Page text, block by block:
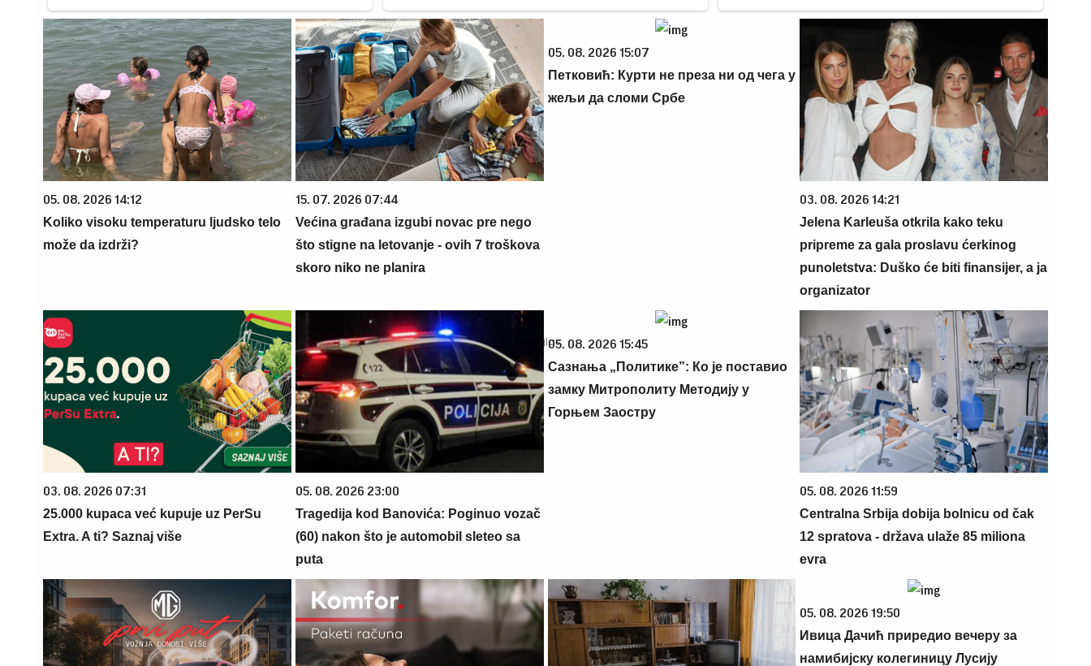
05. 08. 2026 14:12
Koliko visoku temperaturu ljudsko telo
može da izdrži?
15. 07. 2026 07:44
Većina građana izgubi novac pre nego
što stigne na letovanje - ovih 7 troškova
skoro niko ne planira
05. 08. 2026 15:07
Петковић: Курти не преза ни од чега у
жељи да сломи Србе
03. 08. 2026 14:21
Jelena Karleuša otkrila kako teku
pripreme za gala proslavu ćerkinog
punoletstva: Duško će biti finansijer, a ja
organizator
03. 08. 2026 07:31
25.000 kupaca već kupuje uz PerSu
Extra. A ti? Saznaj više
05. 08. 2026 23:00
Tragedija kod Banovića: Poginuo vozač
(60) nakon što je automobil sleteo sa
puta
05. 08. 2026 15:45
Сазнања „Политике”: Ко је поставио
замку Митрополиту Методију у
Горњем Заостру
05. 08. 2026 11:59
Centralna Srbija dobija bolnicu od čak
12 spratova - država ulaže 85 miliona
evra
05. 08. 2026 19:50
Ивица Дачић приредио вечеру за
намибијску колегиницу Лусију